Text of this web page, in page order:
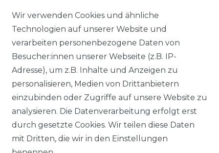
AGB
DATENSCHUTZERKLÄRUNG
WIDERRUFSRECHT
IMPRESSUM
Wir verwenden Cookies und ähnliche
Technologien auf unserer Website und
verarbeiten personenbezogene Daten von
Besucher:innen unserer Webseite (z.B. IP-
Adresse), um z.B. Inhalte und Anzeigen zu
personalisieren, Medien von Drittanbietern
einzubinden oder Zugriffe auf unsere Website zu
analysieren. Die Datenverarbeitung erfolgt erst
durch gesetzte Cookies. Wir teilen diese Daten
mit Dritten, die wir in den Einstellungen